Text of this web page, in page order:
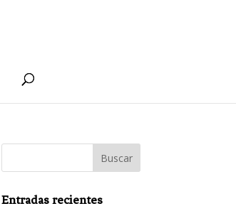
Entradas recientes